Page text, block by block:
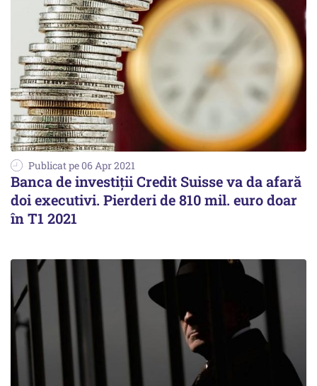
Publicat pe 06 Apr 2021
Banca de investiții Credit Suisse va da afară
doi executivi. Pierderi de 810 mil. euro doar
în T1 2021